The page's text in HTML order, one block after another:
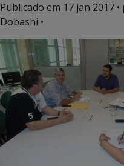
Publicado em 17 jan 2017
Dobashi •